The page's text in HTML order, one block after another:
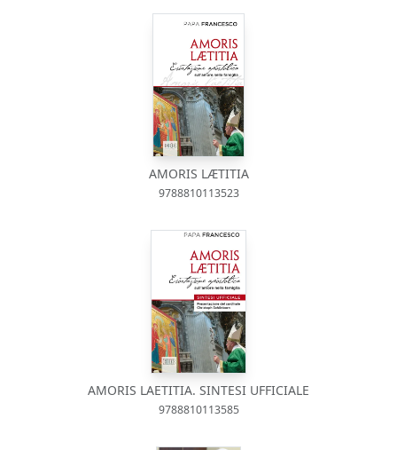
AMORIS LÆTITIA
9788810113523
AMORIS LAETITIA. SINTESI UFFICIALE
9788810113585